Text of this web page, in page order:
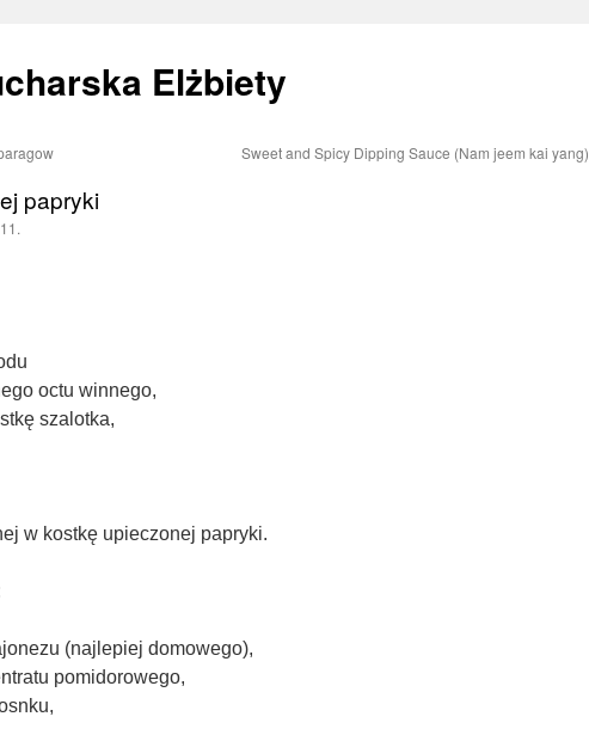
Elżbiety
Sweet and Spicy Dipping Sauce (Nam jeem kai yang)
papryki
octu winnego,
szalotka,
w kostkę upieczonej papryki.
(najlepiej domowego),
pomidorowego,